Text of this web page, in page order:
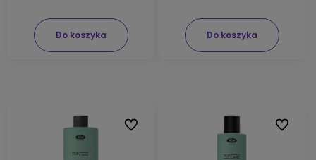
Do koszyka Do koszyka
Do ulubionych Do